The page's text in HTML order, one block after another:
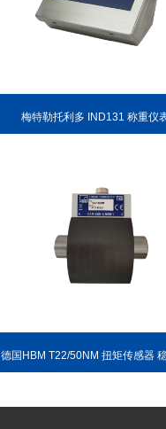
梅特勒托利多 IND131 称重仪
德国HBM T22/50NM 扭矩传感器